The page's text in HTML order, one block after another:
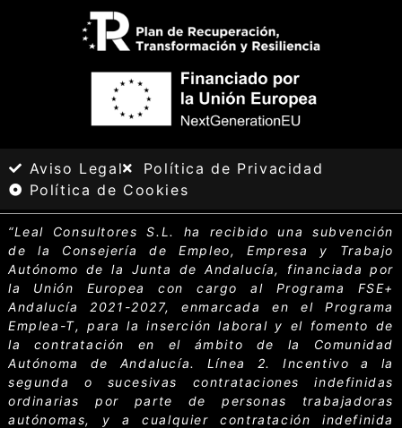
Aviso Legal
Política de Privacidad
Política de Cookies
“Leal Consultores S.L.
ha recibido una subvención
de la Consejería de Empleo, Empresa y Trabajo
Autónomo de la Junta de Andalucía, financiada por
la Unión Europea con cargo al Programa FSE+
Andalucía 2021-2027, enmarcada en el Programa
Emplea-T, para la inserción laboral y el fomento de
la contratación en el ámbito de la Comunidad
Autónoma de Andalucía. Línea 2. Incentivo a la
segunda o sucesivas contrataciones indefinidas
ordinarias por parte de personas trabajadoras
autónomas, y a cualquier contratación indefinida